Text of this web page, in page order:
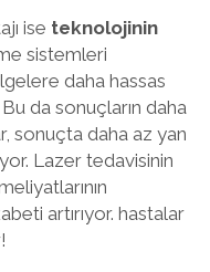
ise teknolojinin
sistemleri
daha hassas
da sonuçların daha
sonuçta daha az yan
Lazer tedavisinin
artırıyor. hastalar